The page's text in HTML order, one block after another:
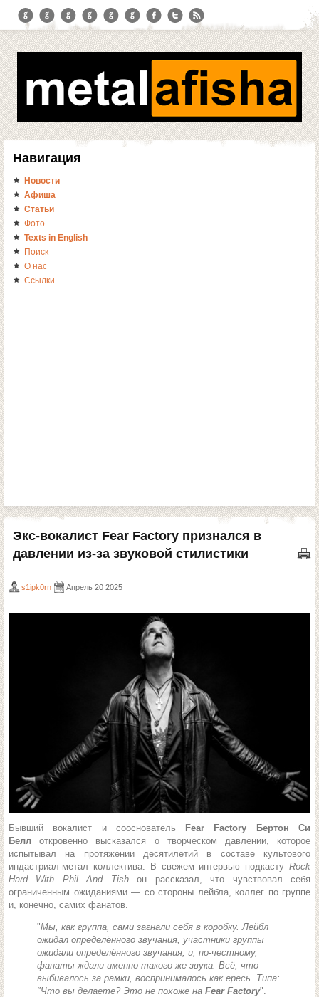
Навигация
Новости
Афиша
Статьи
Фото
Texts in English
Поиск
О нас
Ссылки
Экс-вокалист Fear Factory признался в
давлении из-за звуковой стилистики
s1ipk0rn Апрель 20 2025
Бывший вокалист и сооснователь
Fear Factory Бертон Си
Белл откровенно высказался о творческом давлении, которое
испытывал на протяжении десятилетий в составе культового
индастриал-метал коллектива. В свежем интервью подкасту Rock
Hard With Phil And Tishон рассказал, что чувствовал себя
ограниченным ожиданиями — со стороны лейбла, коллег по группе
и, конечно, самих фанатов.
"Мы, как группа, сами загнали себя в коробку. Лейбл
ожидал определённого звучания, участники группы
ожидали определённого звучания, и, по-честному,
фанаты ждали именно такого же звука. Всё, что
выбивалось за рамки, воспринималось как ересь. Типа:
"Что вы делаете? Это не похоже на Fear Factory".